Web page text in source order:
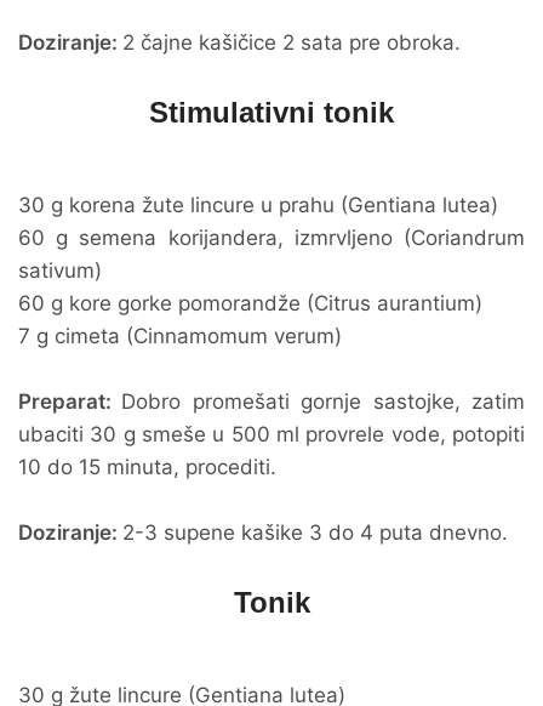
Doziranje: 2 čajne kašičice 2 sata pre obroka.
Stimulativni tonik
30 g korena žute lincure u prahu (Gentiana lutea)
60 g semena korijandera, izmrvljeno (Coriandrum
sativum)
60 g kore gorke pomorandže (Citrus aurantium)
7 g cimeta (Cinnamomum verum)
Preparat: Dobro promešati gornje sastojke, zatim
ubaciti 30 g smeše u 500 ml provrele vode, potopiti
10 do 15 minuta, procediti.
Doziranje: 2-3 supene kašike 3 do 4 puta dnevno.
Tonik
30 g žute lincure (Gentiana lutea)